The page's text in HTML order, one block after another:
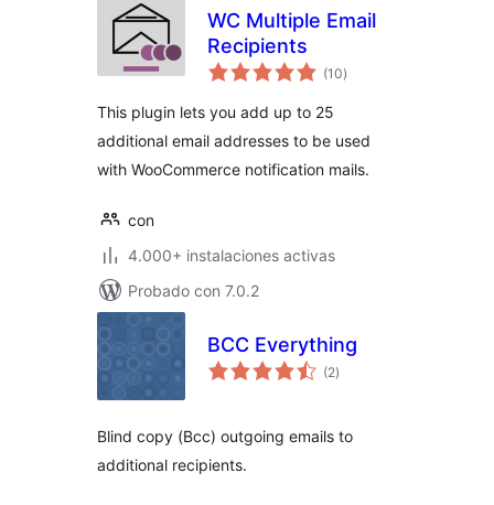
WC Multiple Email
Recipients
(10total
de
)
This plugin lets you add up to 25
additional email addresses to be used
with WooCommerce notification mails.
con
4.000+ instalaciones activas
Probado con 7.0.2
BCC Everything
(2total
de
)
Blind copy (Bcc) outgoing emails to
additional recipients.